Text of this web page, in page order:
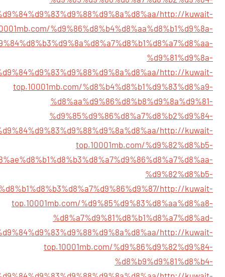
http://kuwait-
%d9%86%d8%b4%d8%aa%d8%b1%d9%8a-
%d9%81%d9%8a-
http://kuwait-
top.10001mb.com/%d8%b4%d8%b1%d9%83%d8%a9-
%d8%aa%d9%86%d8%b8%d9%8a%d9%81-
%d9%85%d9%86%d8%a7%d8%b2%d9%84-
http://kuwait-
top.10001mb.com/%d9%82%d8%b5-
%d9%82%d8%b5-
http://kuwait-
top.10001mb.com/%d9%85%d9%83%d8%aa%d8%a8-
%d8%a7%d9%81%d8%b1%d8%a7%d8%ad-
http://kuwait-
top.10001mb.com/%d9%86%d9%82%d9%84-
%d8%b9%d9%81%d8%b4-